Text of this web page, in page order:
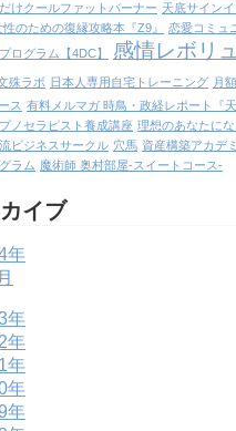
けクールファットバーナー 天底サイン
性のための復縁攻略本『Z9』
恋愛コミュ
ログラム【4DC】
感情レボリ
殊ラボ 日本人専用自宅トレーニング 月
ス 有料メルマガ 時鳥・政経レポート『天
ノセラピスト養成講座 理想のあなたに
ビジネスサークル 穴馬 資産構築アカデ
ラム 魔術師 奥村部屋-スイートコース-
イブ
年
年
年
年
年
年